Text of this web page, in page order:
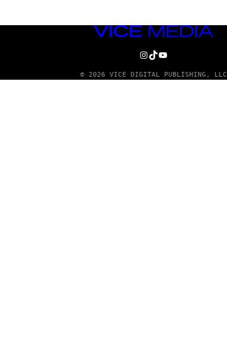
VICE
INSTAGRAM
TIKTOK
YOUTUBE
© 2026 VICE DIGITAL PUBLISHING, LLC